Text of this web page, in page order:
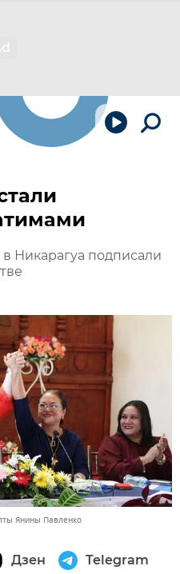
Никарагуа подписали
Янины Павленко
Дзен Telegram